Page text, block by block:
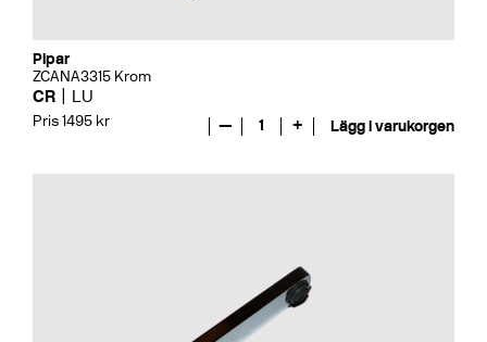
Pipar
ZCANA3315 Krom
CR LU
Pris 1495 kr — 1 + Lägg i varukorgen